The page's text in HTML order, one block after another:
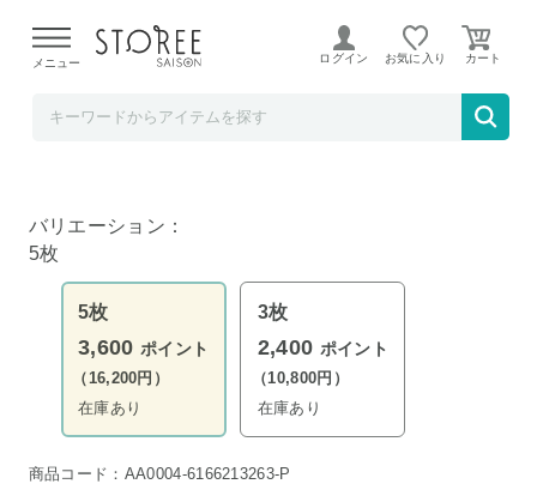
よる配送遅延が発生しております。
メニュー ログイン お気に入り
浜名湖うなぎ蒲焼 5枚
バリエーション：
5枚
5枚
3,600 ポイント
（16,200円）
在庫あり
3枚
2,400 ポイント
（10,800円）
在庫あり
商品コード：AA0004-6166213263-P